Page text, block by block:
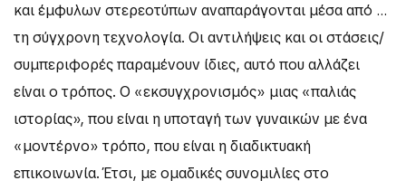
και έμφυλων στερεοτύπων αναπαράγονται μέσα από …
τη σύγχρονη τεχνολογία. Οι αντιλήψεις και οι στάσεις/
συμπεριφορές παραμένουν ίδιες, αυτό που αλλάζει
είναι ο τρόπος. Ο «εκσυγχρονισμός» μιας «παλιάς
ιστορίας», που είναι η υποταγή των γυναικών με ένα
«μοντέρνο» τρόπο, που είναι η διαδικτυακή
επικοινωνία. Έτσι, με ομαδικές συνομιλίες στο